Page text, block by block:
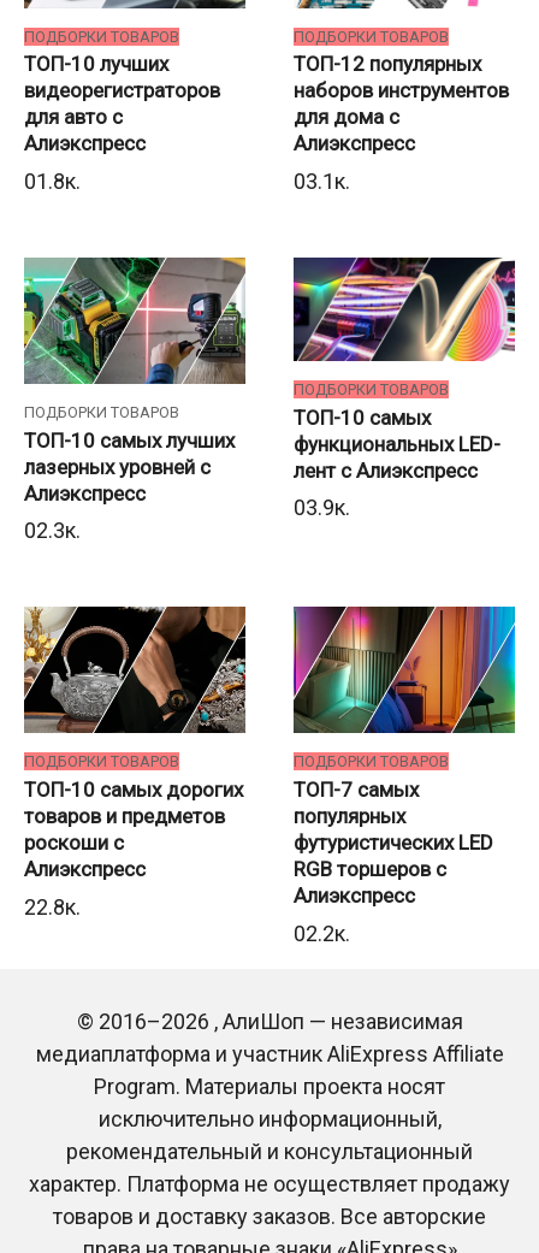
ПОДБОРКИ ТОВАРОВ
ТОП-10 лучших
видеорегистраторов
для авто с
Алиэкспресс
01.8к.
ПОДБОРКИ ТОВАРОВ
ТОП-12 популярных
наборов инструментов
для дома с
Алиэкспресс
03.1к.
ПОДБОРКИ ТОВАРОВ
ТОП-10 самых лучших
лазерных уровней с
Алиэкспресс
02.3к.
ПОДБОРКИ ТОВАРОВ
ТОП-10 самых
функциональных LED-
лент с Алиэкспресс
03.9к.
ПОДБОРКИ ТОВАРОВ
ТОП-10 самых дорогих
товаров и предметов
роскоши с
Алиэкспресс
22.8к.
ПОДБОРКИ ТОВАРОВ
ТОП-7 самых
популярных
футуристических LED
RGB торшеров с
Алиэкспресс
02.2к.
ТОП-10 самых
полезных товаров для
дома с Алиэкспресс
ПОДБОРКИ ТОВАРОВ
ТОП-12 самых
красивых новогодних
украшений и игрушек с
© 2016–2026 , АлиШоп — независимая
медиаплатформа и участник AliExpress Affiliate
Program. Материалы проекта носят
исключительно информационный,
рекомендательный и консультационный
характер. Платформа не осуществляет продажу
товаров и доставку заказов. Все авторские